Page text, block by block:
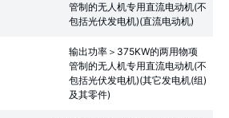
管制的无人机专用直流电动机(不
包括光伏发电机)(直流电动机)
输出功率＞375KW的两用物项
管制的无人机专用直流电动机(不
包括光伏发电机)(其它发电机(组)
及其零件)